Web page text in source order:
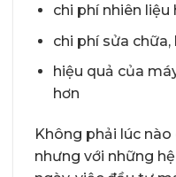
chi phí nhiên liệu
chi phí sửa chữa,
hiệu quả của
hơn
Không phải lúc
nhưng với những